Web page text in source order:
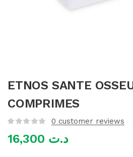
ETNOS SANTE
COMPRIMES
0 customer reviews
د.ت